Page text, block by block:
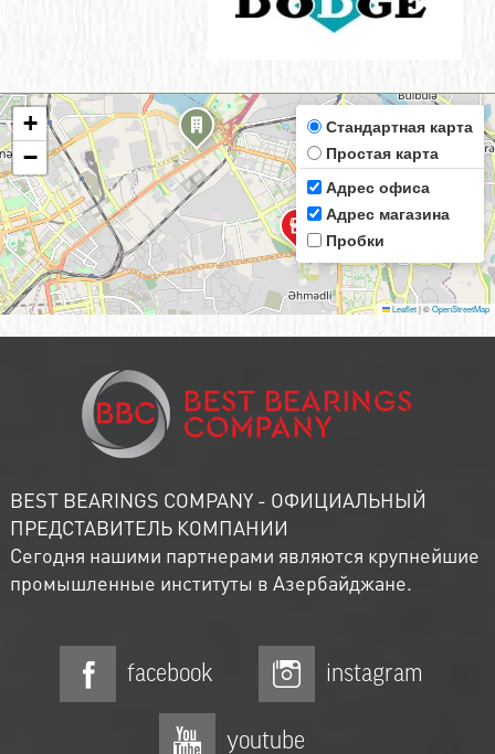
+
−
Стандартная карта
Простая карта
Адрес офиса
Адрес магазина
Пробки
Leaflet|©OpenStreetMap
BEST BEARINGS COMPANY - ОФИЦИАЛЬНЫЙ
ПРЕДСТАВИТЕЛЬ КОМПАНИИ
Сегодня нашими партнерами являются крупнейшие
промышленные институты в Азербайджане.
facebook instagram
youtube